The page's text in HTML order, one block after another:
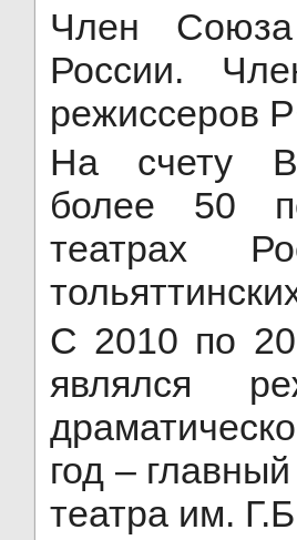
Член Союза
России.
режиссеров
На счету
более 50
театрах
С 2010 по
являлся
год –
театра им.